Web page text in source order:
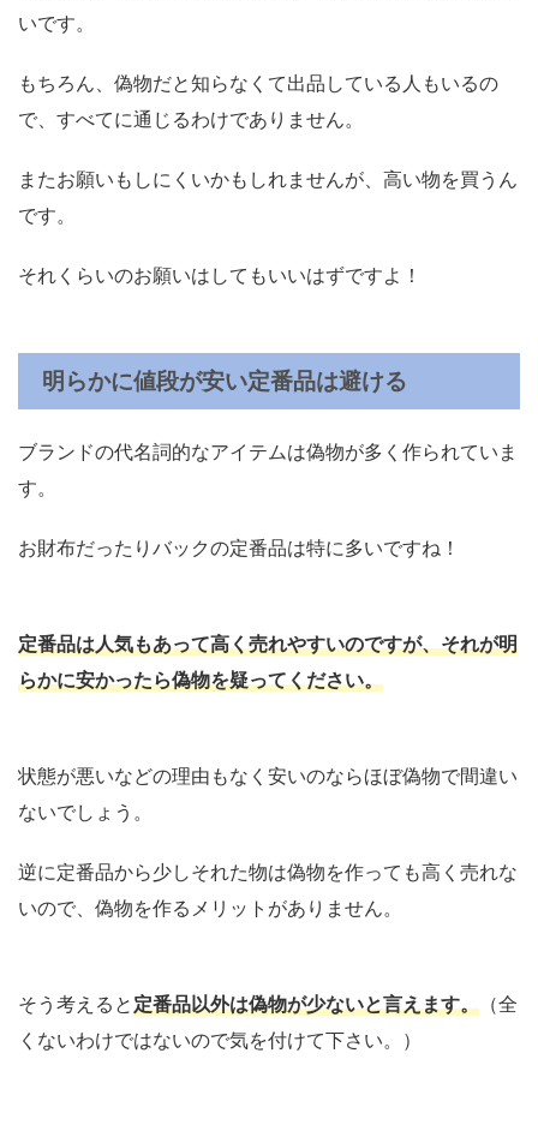
いです。
もちろん、偽物だと知らなくて出品している人もいるの
で、すべてに通じるわけでありません。
またお願いもしにくいかもしれませんが、高い物を買うん
です。
それくらいのお願いはしてもいいはずですよ！
明らかに値段が安い定番品は避ける
ブランドの代名詞的なアイテムは偽物が多く作られていま
す。
お財布だったりバックの定番品は特に多いですね！
定番品は人気もあって高く売れやすいのですが、それが明
らかに安かったら偽物を疑ってください。
状態が悪いなどの理由もなく安いのならほぼ偽物で間違い
ないでしょう。
逆に定番品から少しそれた物は偽物を作っても高く売れな
いので、偽物を作るメリットがありません。
そう考えると定番品以外は偽物が少ないと言えます。 （全
くないわけではないので気を付けて下さい。）